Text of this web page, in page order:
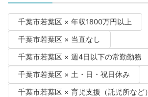
千葉市若葉区 × 年収1800万円以上
千葉市若葉区 × 当直なし
千葉市若葉区 × 週4日以下の常勤勤務
千葉市若葉区 × 土・日・祝日休み
千葉市若葉区 × 育児支援（託児所など）